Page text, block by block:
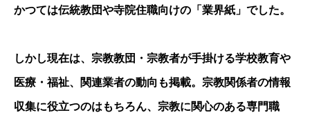
かつては伝統教団や寺院住職向けの「業界紙」でした。
しかし現在は、宗教教団・宗教者が手掛ける学校教育や
医療・福祉、関連業者の動向も掲載。宗教関係者の情報
収集に役立つのはもちろん、宗教に関心のある専門職